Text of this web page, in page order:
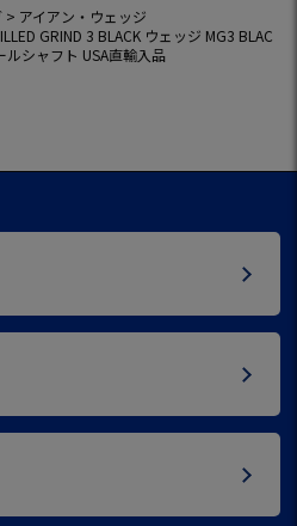
アイアン・ウェッジ
GRIND 3 BLACK ウェッジ MG3 BLAC
シャフト USA直輸入品